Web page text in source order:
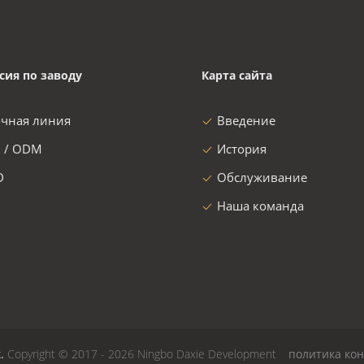
по заводу
линия
/ ODM
Карта сайта
Введение
История
Обслуживание
Наша команда
политика
Copyright © 2017 - 2026 Ningbo Daxie Development